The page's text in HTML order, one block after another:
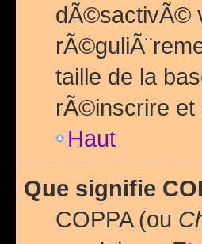
dÃ©sactivÃ©
taille de la
rÃ©inscrire et
Haut
Que signifie
COPPA (ou